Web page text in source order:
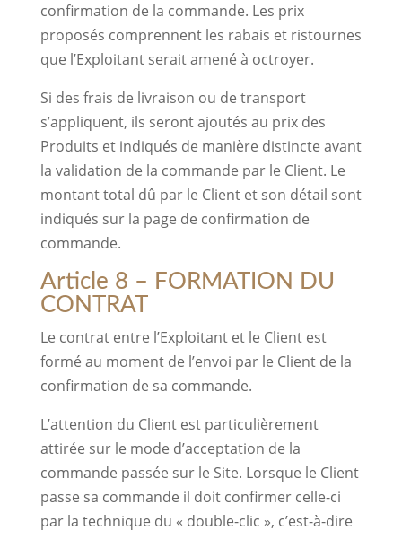
confirmation de la commande. Les prix
proposés comprennent les rabais et ristournes
que l’Exploitant serait amené à octroyer.
Si des frais de livraison ou de transport
s’appliquent, ils seront ajoutés au prix des
Produits et indiqués de manière distincte avant
la validation de la commande par le Client. Le
montant total dû par le Client et son détail sont
indiqués sur la page de confirmation de
commande.
Article 8 – FORMATION DU
CONTRAT
Le contrat entre l’Exploitant et le Client est
formé au moment de l’envoi par le Client de la
confirmation de sa commande.
L’attention du Client est particulièrement
attirée sur le mode d’acceptation de la
commande passée sur le Site. Lorsque le Client
passe sa commande il doit confirmer celle-ci
par la technique du « double-clic », c’est-à-dire